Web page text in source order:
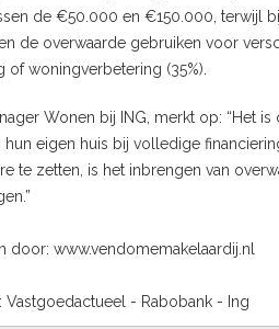
de €50.000 en €150.000, terwijl
de overwaarde gebruiken voor
of woningverbetering (35%).
Wonen bij ING, merkt op: “Het
hun eigen huis bij volledige
te zetten, is het inbrengen van
door: www.vendomemakelaardij.nl
Vastgoedactueel - Rabobank - Ing